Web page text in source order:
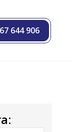
644 906